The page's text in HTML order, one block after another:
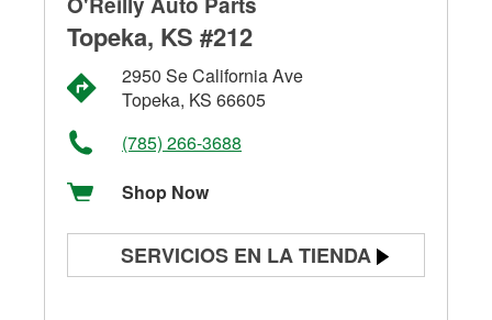
Topeka, KS #212
2950 Se California Ave
Topeka, KS 66605
(785) 266-3688
Shop Now
SERVICIOS EN LA TIENDA